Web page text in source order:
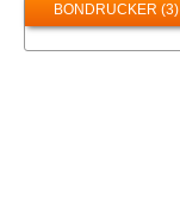
BONDRUCKER (3)